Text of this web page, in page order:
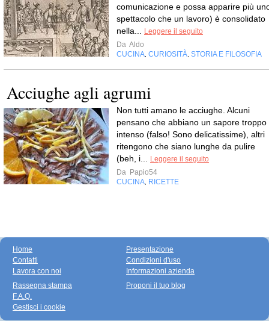
comunicazione e possa apparire più
spettacolo che un lavoro) è consolidato
nella...
Leggere il seguito
Da Aldo
CUCINA CURIOSITÀ STORIA E FILOSOFIA
Acciughe agli agrumi
Non tutti amano le acciughe. Alcuni
pensano che abbiano un sapore troppo
intenso (falso! Sono delicatissime), altri
ritengono che siano lunghe da pulire
(beh, i...
Leggere il seguito
Da Papio54
CUCINA RICETTE
Home
Contatti
Lavora con noi
Presentazione
Condizioni d'uso
Informazioni azienda
Rassegna stampa
F.A.Q.
Gestisci i cookie
Proponi il tuo blog